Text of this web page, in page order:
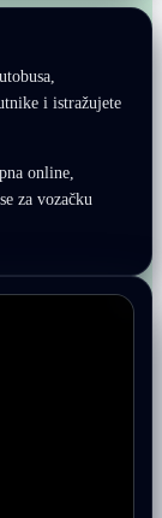
i istražujete
online,
za vozačku